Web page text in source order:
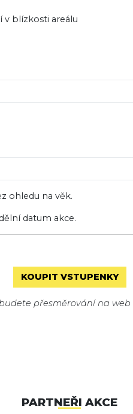
v blízkosti areálu
ohledu na věk.
datum akce.
KOUPIT VSTUPENKY
přesměrování na web
PARTNEŘI AKCE